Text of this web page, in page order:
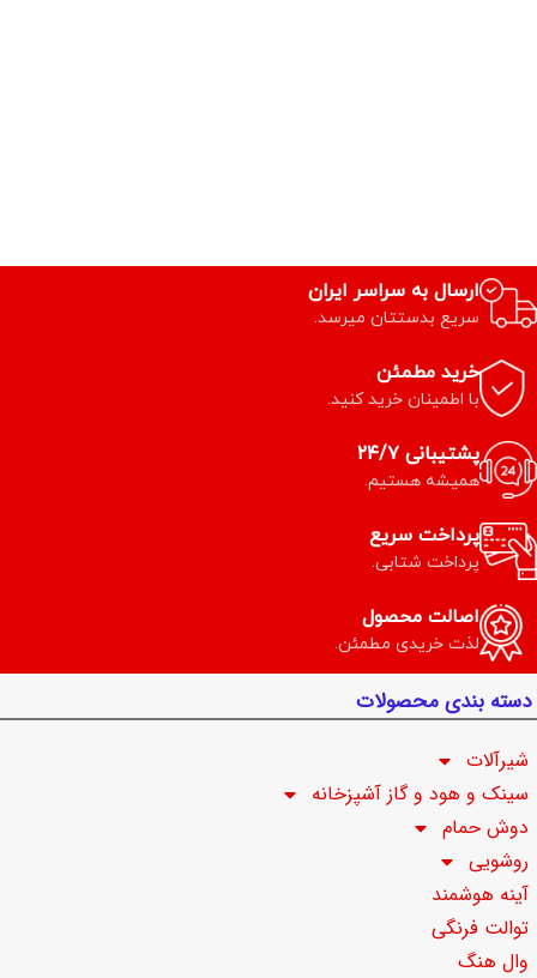
ارسال به سراسر ایران
سریع بدستتان میرسد.
خرید مطمئن
با اطمینان خرید کنید.
پشتیبانی ۲۴/۷
همیشه هستیم.
پرداخت سریع
پرداخت شتابی.
اصالت محصول
لذت خریدی مطمئن.
دسته بندی محصولات
شیرآلات
سینک و هود و گاز آشپزخانه
دوش حمام
روشویی
آینه هوشمند
توالت فرنگی
وال هنگ